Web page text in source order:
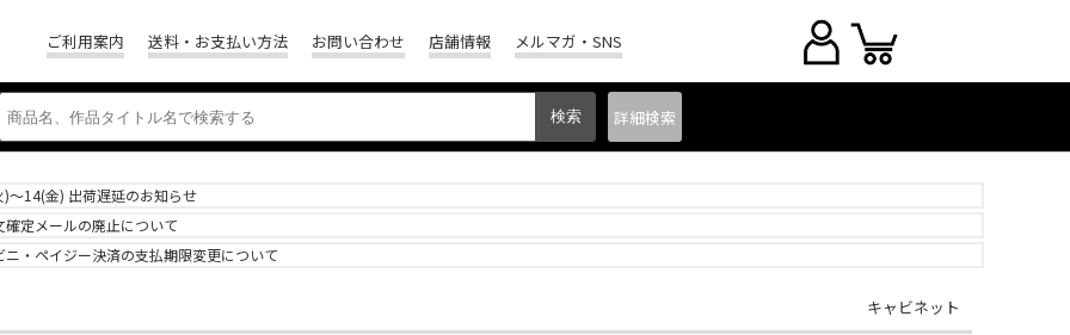
ご利用案内 送料・お支払い方法 お問い合わせ 店舗情報 メルマガ・SNS
詳細検索
～14(金) 出荷遅延のお知らせ
確定メールの廃止について
ニ・ペイジー決済の支払期限変更について
キャビネット